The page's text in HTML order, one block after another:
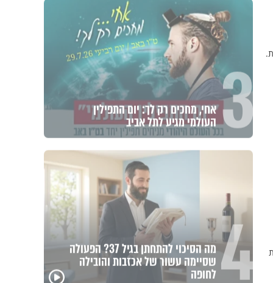
3 אחי, מחכים רק לך: יום התפילין
העולמי מגיע לתל אביב
4 מה הסיכוי להתחתן בגיל 37? הפעולה
שסיימה עשור של אכזבות והובילה
לחופה
גם השולחן שבת שאתם